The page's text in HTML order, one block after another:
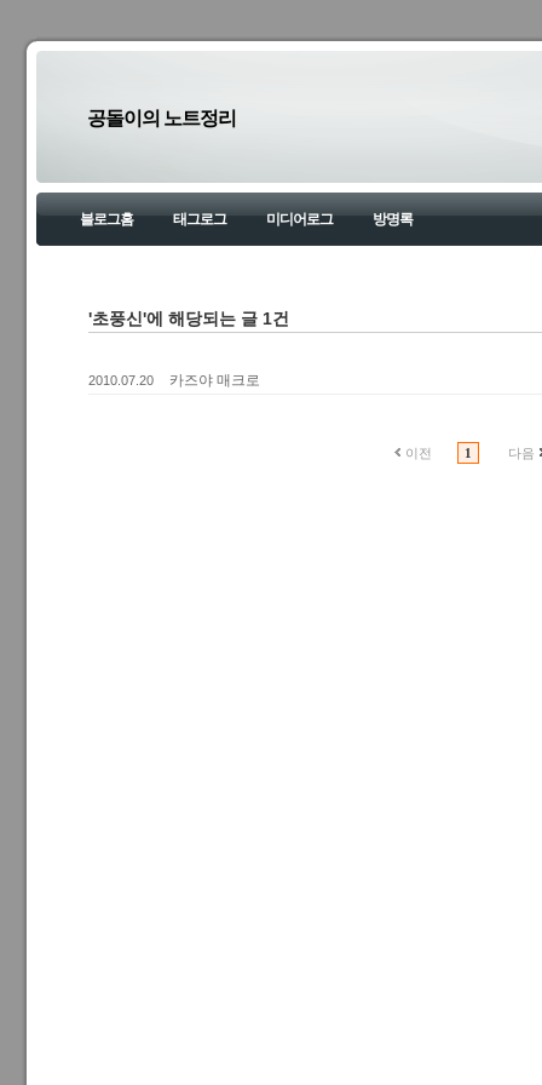
공돌이의 노트정리
블로그홈 태그로그 미디어로그 방명록
'초풍신'에 해당되는 글 1건
2010.07.20 카즈야 매크로
이전 1 다음